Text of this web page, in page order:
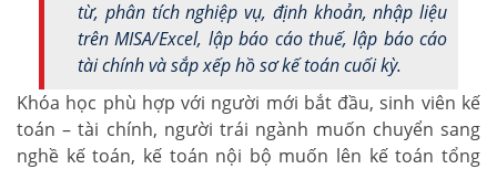
từ, phân tích nghiệp vụ, định khoản, nhập liệu
trên MISA/Excel, lập báo cáo thuế, lập báo cáo
tài chính và sắp xếp hồ sơ kế toán cuối kỳ.
Khóa học phù hợp với người mới bắt đầu, sinh viên kế
toán – tài chính, người trái ngành muốn chuyển sang
nghề kế toán, kế toán nội bộ muốn lên kế toán tổng